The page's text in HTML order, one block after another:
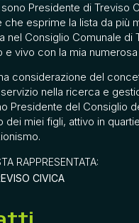
Presidente di Treviso
che esprime la lista da più
nel Consiglio Comunale di
e vivo con la mia numerosa
considerazione del
nella ricerca e
Presidente del Consiglio
dei miei figli, attivo in
RAPPRESENTATA:
CIVICA